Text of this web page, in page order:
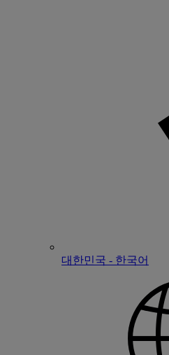
대한민국 - 한국어